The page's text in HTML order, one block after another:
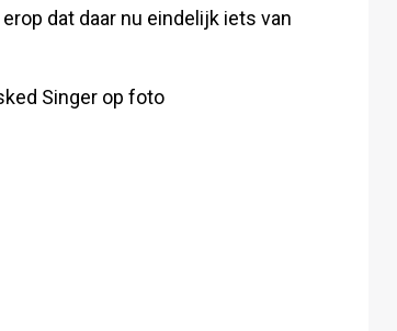
dat daar nu eindelijk iets van
Singer op foto